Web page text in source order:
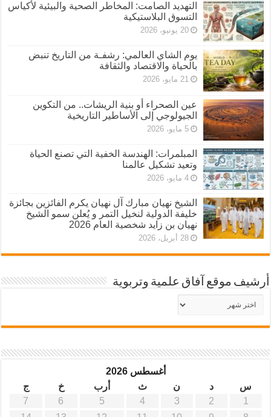
التهديد الصامت: المخاطر الصحية والبيئية لأكياس
التسوق البلاستيكية
20 يونيو، 2026
يوم الشاي العالمي: رشفـة من التاريخ تنبض
بالحياة والاقتصاد والثقافة
21 مايو، 2026
عين الصحراء أو بنية الريشات.. من التكوين
الجيولوجي إلى الأساطير التاريخية
5 مايو، 2026
المبلمرات: الهندسة الخفية التي تصنع الحياة
وتعيد تشكيل عالمنا
4 مايو، 2026
الشيخ نهيان مبارك آل نهيان يكرم الفائزين بجائزة
خليفة الدولية لنخيل التمر و يُعلن سمو الشيخ
نهيان بن زايد شخصية العام 2026
28 أبريل، 2026
أرشيف موقع آفاق علمية وتربوية
أرشيف
موقع
أغسطس 2026
س
د ن ث أرب خ
ج
1
2
3
4
5
6
7